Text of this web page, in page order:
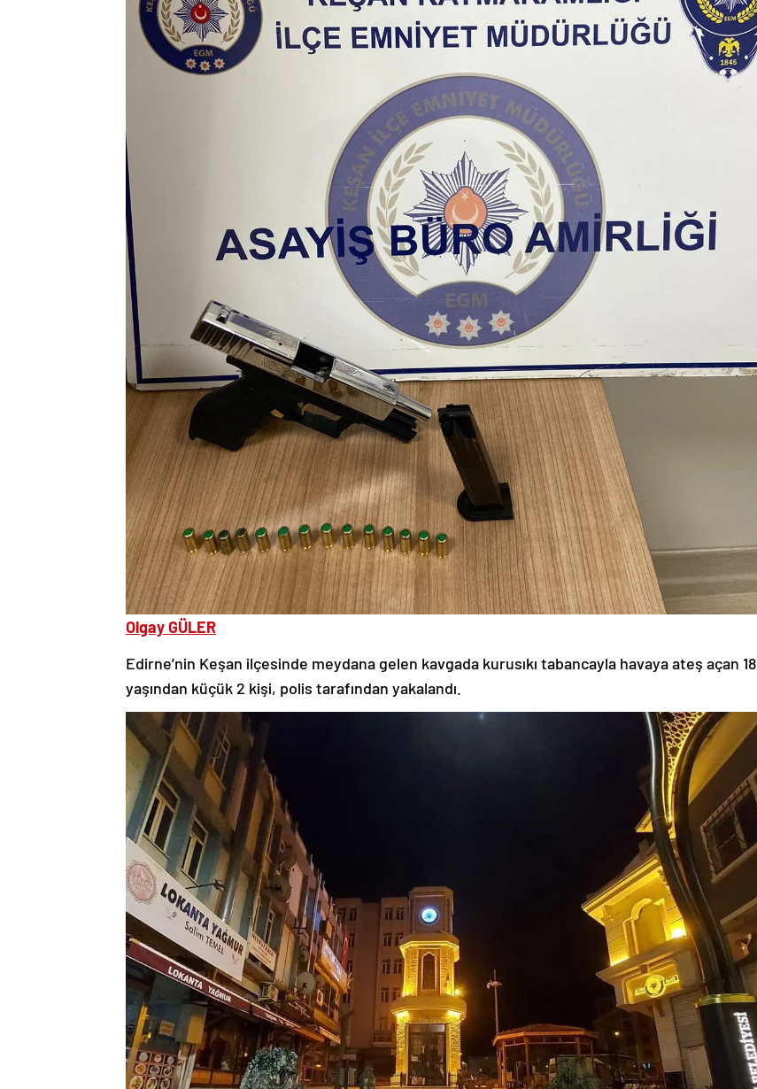
Olgay GÜLER
Edirne’nin Keşan ilçesinde meydana gelen kavgada kurusıkı tabancayla havaya ateş açan 18
yaşından küçük 2 kişi, polis tarafından yakalandı.